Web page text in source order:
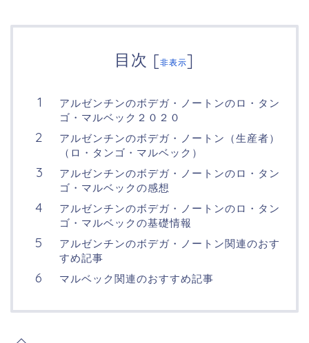
目次 [非表示]
アルゼンチンのボデガ・ノートンのロ・タン
ゴ・マルベック２０２０
アルゼンチンのボデガ・ノートン（生産者）
（ロ・タンゴ・マルベック）
アルゼンチンのボデガ・ノートンのロ・タン
ゴ・マルベックの感想
アルゼンチンのボデガ・ノートンのロ・タン
ゴ・マルベックの基礎情報
アルゼンチンのボデガ・ノートン関連のおす
すめ記事
マルベック関連のおすすめ記事